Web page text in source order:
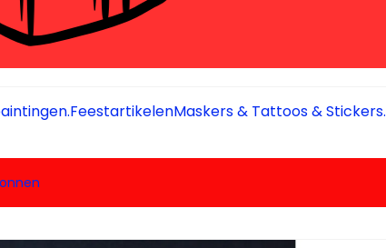
FeestartikelenMaskers & Tattoos & Stickers.